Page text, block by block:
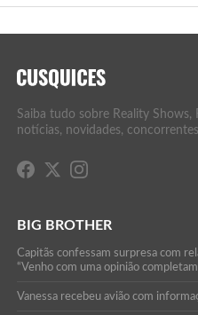
Saiba tudo sobre Reality Shows,
notícias, novidades,
BIG BROTHER
Capitãs confessam surpresa com
“Venho com uma opinião
Vanessa recebeu avião com